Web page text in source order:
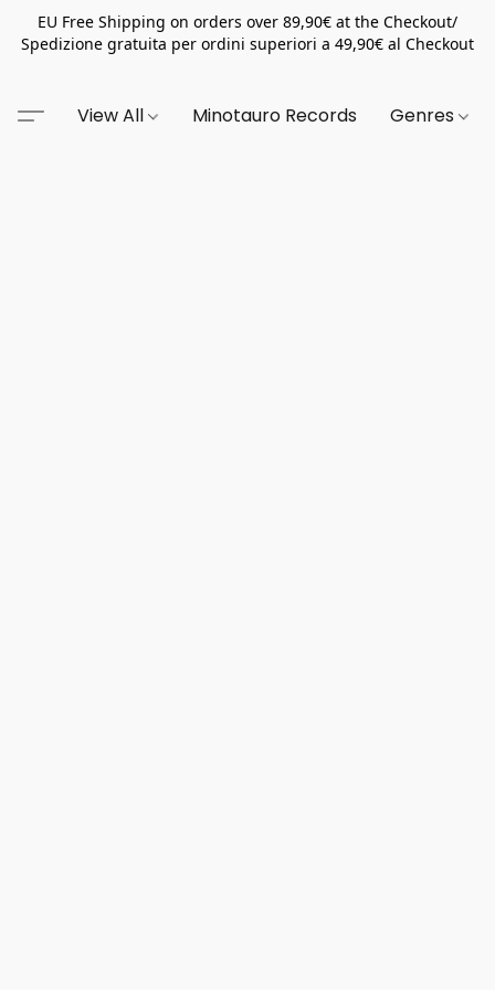
EU Free Shipping on orders over 89,90€ at the Checkout/
Spedizione gratuita per ordini superiori a 49,90€ al Checkout
View All Minotauro Records Genres